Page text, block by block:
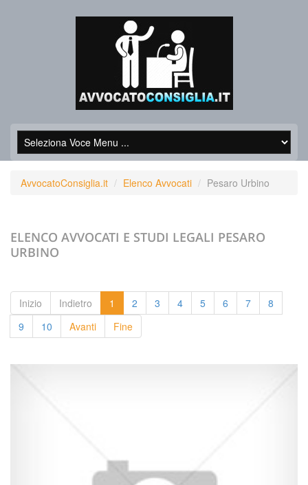
AvvocatoConsiglia.it Elenco Avvocati Pesaro Urbino
ELENCO AVVOCATI E STUDI LEGALI PESARO
URBINO
Inizio Indietro 1 2 3 4 5 6 7
8
9
10 Avanti Fine